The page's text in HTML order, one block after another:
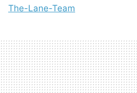
The-Lane-Team